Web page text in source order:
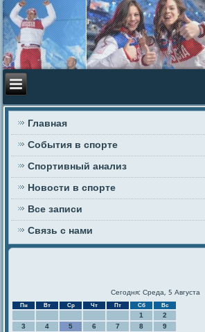
Главная
События в спорте
Спортивный анализ
Новости в спорте
Все записи
Связь с нами
Сегодня: Среда, 5 Августа
Пн Вт Ср Чт Пт Сб Вс
1
2
3
4 5 6 7 8
9